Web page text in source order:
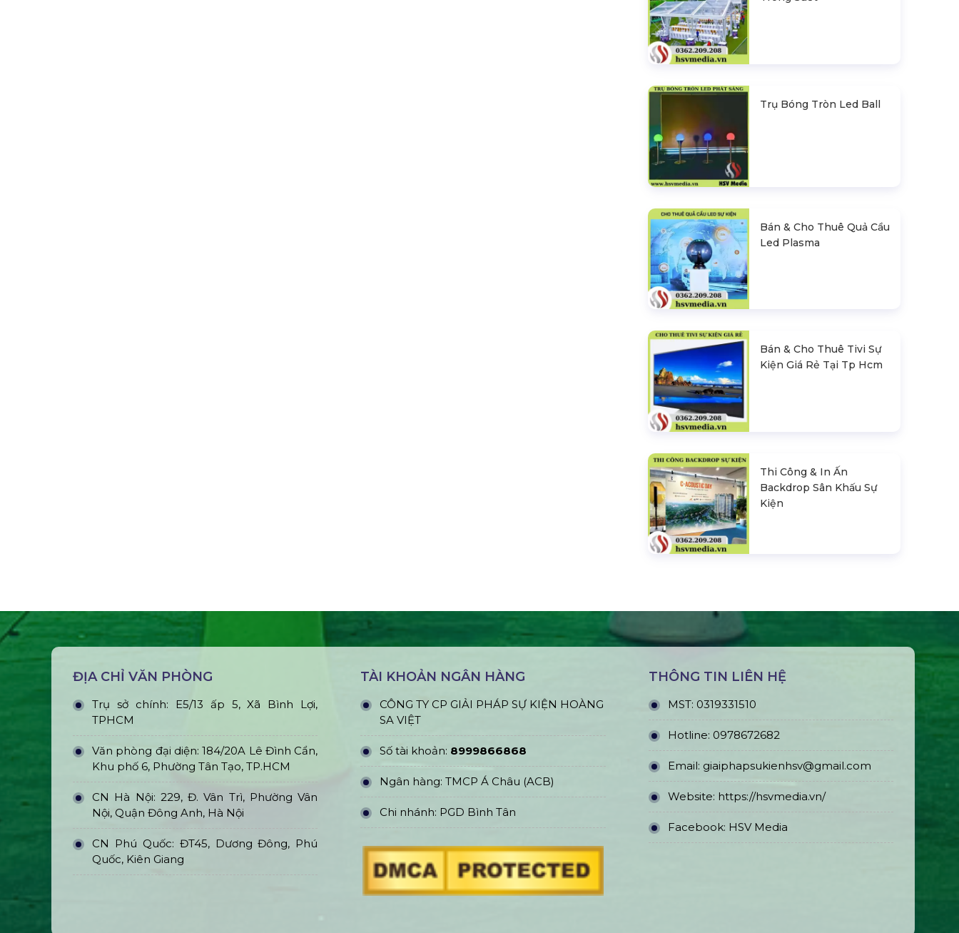
Trụ Bóng Tròn Led Ball
Bán & Cho Thuê Quả Cầu
Led Plasma
Bán & Cho Thuê Tivi Sự
Kiện Giá Rẻ Tại Tp Hcm
Thi Công & In Ấn
Backdrop Sân Khấu Sự
Kiện
ĐỊA CHỈ VĂN PHÒNG
Trụ sở chính: E5/13 ấp 5, Xã Bình Lợi,
TPHCM
Văn phòng đại diện: 184/20A Lê Đình Cẩn,
Khu phố 6, Phường Tân Tạo, TP.HCM
CN Hà Nội: 229, Đ. Vân Trì, Phường Vân
Nội, Quận Đông Anh, Hà Nội
CN Phú Quốc: ĐT45, Dương Đông, Phú
Quốc, Kiên Giang
TÀI KHOẢN NGÂN HÀNG
CÔNG TY CP GIẢI PHÁP SỰ KIỆN HOÀNG
SA VIỆT
Số tài khoản: 8999866868
Ngân hàng: TMCP Á Châu (ACB)
Chi nhánh: PGD Bình Tân
THÔNG TIN LIÊN HỆ
MST: 0319331510
Hotline: 0978672682
Email: giaiphapsukienhsv@gmail.com
Website: https://hsvmedia.vn/
Facebook: HSV Media